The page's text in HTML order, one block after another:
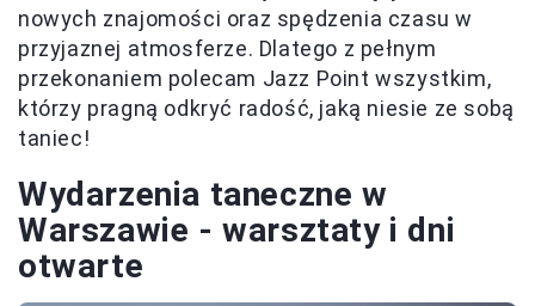
nowych znajomości oraz spędzenia czasu w
przyjaznej atmosferze. Dlatego z pełnym
przekonaniem polecam Jazz Point wszystkim,
którzy pragną odkryć radość, jaką niesie ze sobą
taniec!
Wydarzenia taneczne w
Warszawie - warsztaty i dni
otwarte